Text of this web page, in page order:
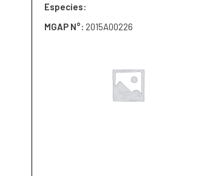
Especies:
MGAP N°: 2015A00226